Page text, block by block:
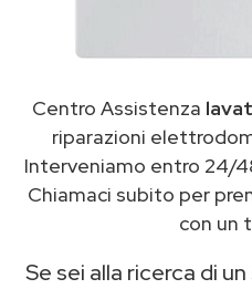
Centro Assistenza
riparazioni
Interveniamo entro 24/
Chiamaci subito per
con un
Se sei alla ricerca di